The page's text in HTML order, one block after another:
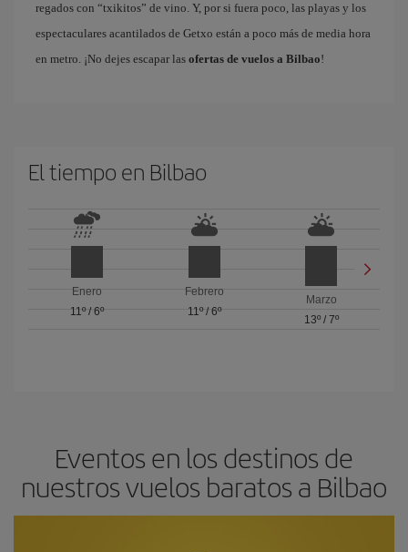
regados con “txikitos” de vino. Y, por si fuera poco, las playas y los
espectaculares acantilados de Getxo están a poco más de media hora
en metro. ¡No dejes escapar las ofertas de vuelos a Bilbao!
El tiempo en Bilbao
Enero
11º/ 6º
Febrero
11º/ 6º
Marzo
13º/ 7º
Eventos en los destinos de
nuestros vuelos baratos a Bilbao